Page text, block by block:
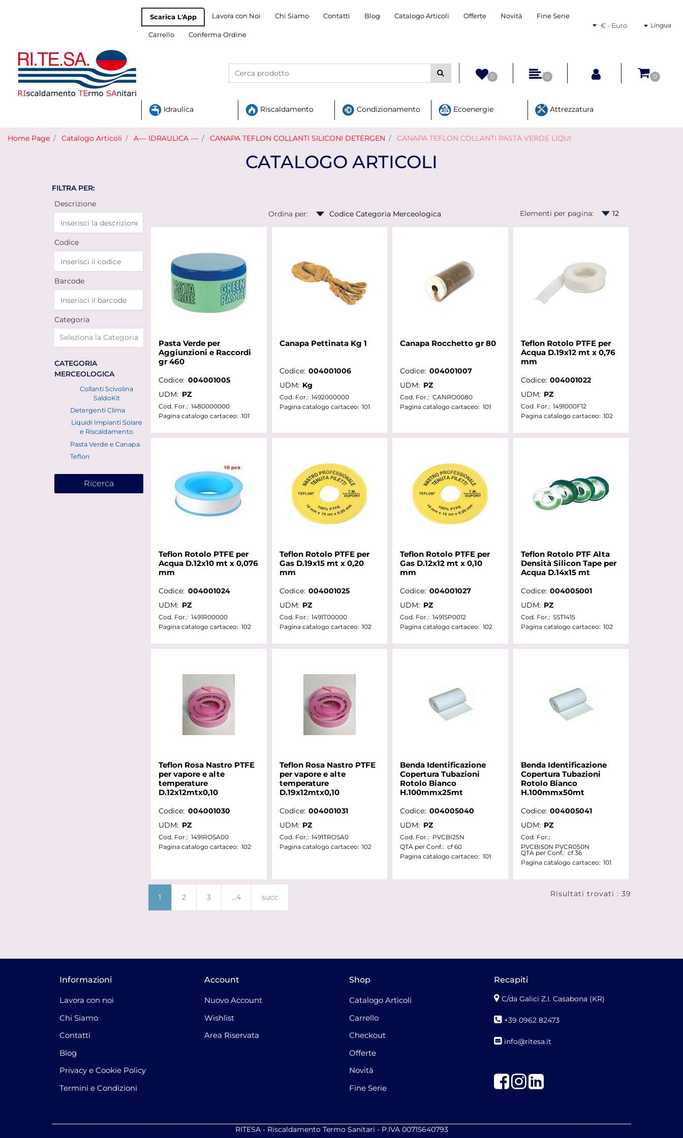
Scarica L'App Lavora con Noi Chi Siamo Contatti Blog Catalogo Articoli Offerte Novità Fine Serie
Carrello Conferma Ordine
Seleziona una valuta
Lingua
0 0 0
Idraulica Riscaldamento Condizionamento Ecoenergie Attrezzatura
Home Page Catalogo Articoli A--- IDRAULICA --- CANAPA TEFLON COLLANTI SILICONI DETERGEN CANAPA TEFLON COLLANTI PASTA VERDE LIQUI
CATALOGO ARTICOLI
FILTRA PER:
Descrizione
Codice
Barcode
Categoria
CATEGORIA
MERCEOLOGICA
Collanti Scivolina
SaldoKit
Detergenti Clima
Liquidi Impianti Solare
e Riscaldamento
Pasta Verde e Canapa
Teflon
Ordina per: Elementi per pagina:
Pasta Verde per
Aggiunzioni e Raccordi
gr 460
Codice: 004001005
UDM: PZ
Cod. For.: 1480000000
Pagina catalogo cartaceo: 101
Canapa Pettinata Kg 1
Codice: 004001006
UDM: Kg
Cod. For.: 1492000000
Pagina catalogo cartaceo: 101
Canapa Rocchetto gr 80
Codice: 004001007
UDM: PZ
Cod. For.: CANRO0080
Pagina catalogo cartaceo: 101
Teflon Rotolo PTFE per
Acqua D.19x12 mt x 0,76
mm
Codice: 004001022
UDM: PZ
Cod. For.: 1491000F12
Pagina catalogo cartaceo: 102
Teflon Rotolo PTFE per
Acqua D.12x10 mt x 0,076
mm
Codice: 004001024
UDM: PZ
Cod. For.: 1491R00000
Pagina catalogo cartaceo: 102
Teflon Rotolo PTFE per
Gas D.19x15 mt x 0,20
mm
Codice: 004001025
UDM: PZ
Cod. For.: 1491T00000
Pagina catalogo cartaceo: 102
Teflon Rotolo PTFE per
Gas D.12x12 mt x 0,10
mm
Codice: 004001027
UDM: PZ
Cod. For.: 1491SP0012
Pagina catalogo cartaceo: 102
Teflon Rotolo PTF Alta
Densità Silicon Tape per
Acqua D.14x15 mt
Codice: 004005001
UDM: PZ
Cod. For.: SST1415
Pagina catalogo cartaceo: 102
Teflon Rosa Nastro PTFE
per vapore e alte
temperature
D.12x12mtx0,10
Codice: 004001030
UDM: PZ
Cod. For.: 1491ROSA00
Pagina catalogo cartaceo: 102
Teflon Rosa Nastro PTFE
per vapore e alte
temperature
D.19x12mtx0,10
Codice: 004001031
UDM: PZ
Cod. For.: 1491TROSA0
Pagina catalogo cartaceo: 102
Benda Identificazione
Copertura Tubazioni
Rotolo Bianco
H.100mmx25mt
Codice: 004005040
UDM: PZ
Cod. For.: PVCBI25N
QTA per Conf.: cf 60
Pagina catalogo cartaceo: 101
Benda Identificazione
Copertura Tubazioni
Rotolo Bianco
H.100mmx50mt
Codice: 004005041
UDM: PZ
Cod. For.:
PVCBI50N PVCR050N
QTA per Conf.: cf 36
Pagina catalogo cartaceo: 101
Risultati trovati : 39
1 2 3 ...4 succ
Informazioni
Lavora con noi
Chi Siamo
Contatti
Blog
Privacy e Cookie Policy
Termini e Condizioni
Account
Nuovo Account
Wishlist
Area Riservata
Shop
Catalogo Articoli
Carrello
Checkout
Offerte
Novità
Fine Serie
Recapiti
C/da Galici Z.I. Casabona (KR)
+39 0962 82473
info@ritesa.it
FacebookInstagram
LinkedIn
RITESA - Riscaldamento Termo Sanitari - P.IVA 00715640793